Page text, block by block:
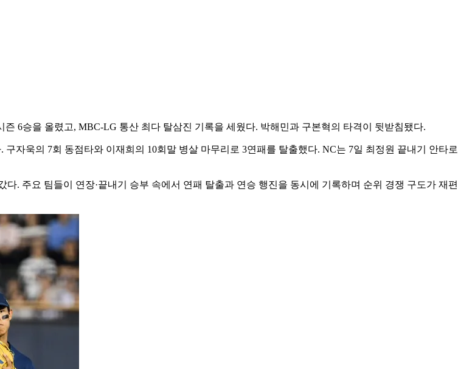
6승을 올렸고, MBC-LG 통산 최다 탈삼진 기록을 세웠다. 박해민과 구본혁의 타격이 뒷받침됐다.
자욱의 7회 동점타와 이재희의 10회말 병살 마무리로 3연패를 탈출했다. NC는 7일 최정원 끝내기 안타로
. 주요 팀들이 연장·끝내기 승부 속에서 연패 탈출과 연승 행진을 동시에 기록하며 순위 경쟁 구도가 재편